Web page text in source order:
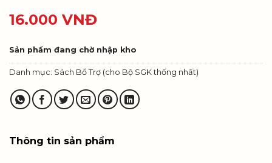
16.000 VNĐ
Sản phẩm đang chờ nhập kho
Danh mục: Sách Bổ Trợ (cho Bộ SGK thống nhất)
Thông tin sản phẩm